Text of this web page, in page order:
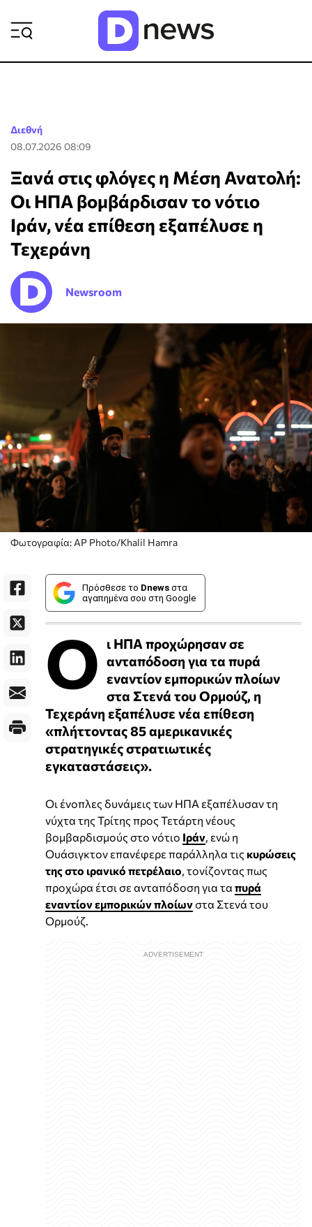
Διεθνή
08.07.2026 08:09
Ξανά στις φλόγες η Μέση Ανατολή:
Οι ΗΠΑ βομβάρδισαν το νότιο
Ιράν, νέα επίθεση εξαπέλυσε η
Τεχεράνη
Newsroom
Φωτογραφία: AP Photo/Khalil Hamra
Πρόσθεσε το Dnews στα
αγαπημένα σου στη Google
Ο ι ΗΠΑ προχώρησαν σε
ανταπόδοση για τα πυρά
εναντίον εμπορικών πλοίων
στα Στενά του Ορμούζ, η
Τεχεράνη εξαπέλυσε νέα επίθεση
«πλήττοντας 85 αμερικανικές
στρατηγικές στρατιωτικές
εγκαταστάσεις».
Οι ένοπλες δυνάμεις των ΗΠΑ εξαπέλυσαν τη
νύχτα της Τρίτης προς Τετάρτη νέους
βομβαρδισμούς στο νότιο Ιράν , ενώ η
Ουάσιγκτον επανέφερε παράλληλα τις κυρώσεις
της στο ιρανικό πετρέλαιο , τονίζοντας πως
προχώρα έτσι σε ανταπόδοση για τα πυρά
εναντίον εμπορικών πλοίωνστα Στενά του
Ορμούζ.